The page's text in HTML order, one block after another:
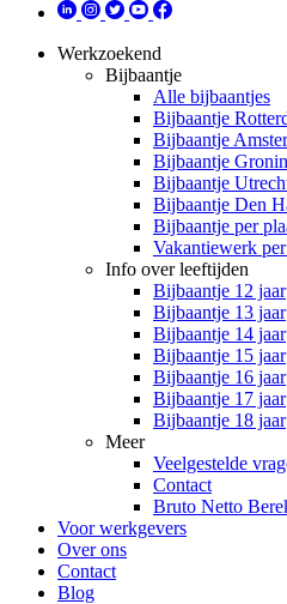
Werkzoekend
Bijbaantje
Alle bijbaantjes
Bijbaantje
Bijbaantje
Bijbaantje
Bijbaantje
Bijbaantje Den
Bijbaantje per
Vakantiewerk
Info over leeftijden
Bijbaantje 12 jaar
Bijbaantje 13 jaar
Bijbaantje 14 jaar
Bijbaantje 15 jaar
Bijbaantje 16 jaar
Bijbaantje 17 jaar
Bijbaantje 18 jaar
Meer
Veelgestelde
Contact
Bruto Netto
Voor werkgevers
Over ons
Contact
Blog